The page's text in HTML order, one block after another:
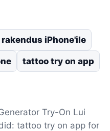
iPhone'ile
tattoo try on app
Try-On Lui
tattoo try on app for